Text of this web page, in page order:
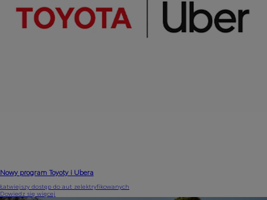
Nowy program Toyoty i Ubera
Łatwiejszy dostęp do aut zelektryfikowanych
Dowiedz się więcej